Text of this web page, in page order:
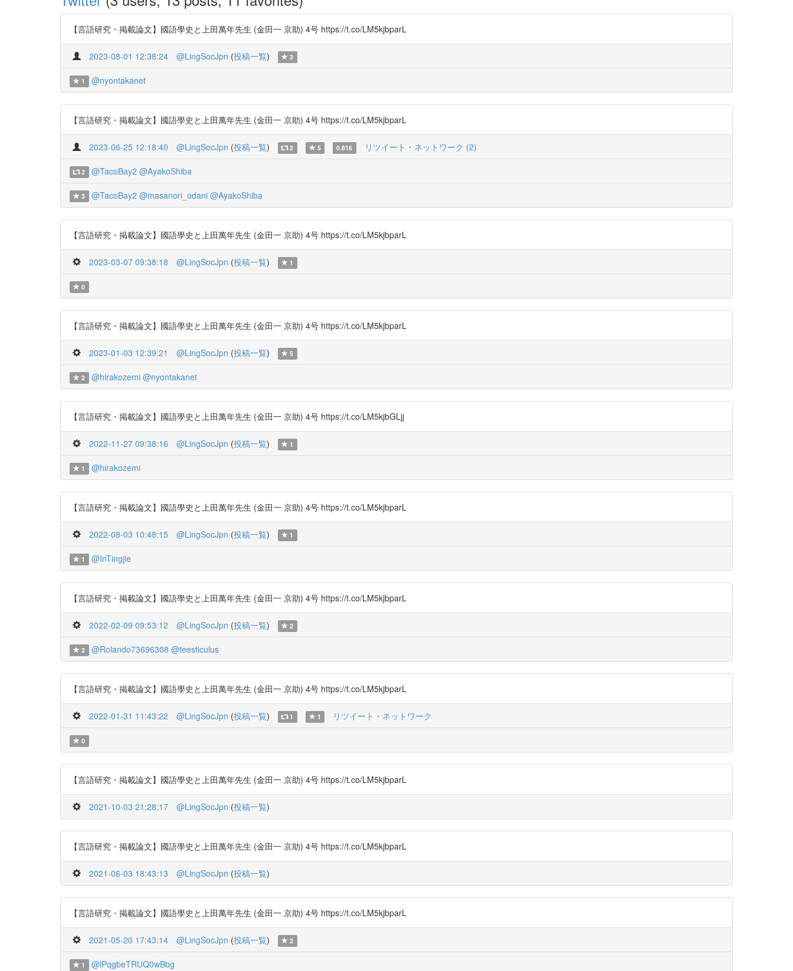
【言語研究・掲載論文】國語學史と上田萬年先生 (金田一 京助) 4号 https://t.co/LM5kjbparL
2023-08-01 12:38:24 @LingSocJpn (投稿一覧) 3
1 @nyontakanet
【言語研究・掲載論文】國語學史と上田萬年先生 (金田一 京助) 4号 https://t.co/LM5kjbparL
2023-06-25 12:18:40 @LingSocJpn (投稿一覧) 2 5 0.816 リツイート・ネットワーク (2)
2 @TacoBay2 @AyakoShiba
3 @TacoBay2 @masanori_odani @AyakoShiba
【言語研究・掲載論文】國語學史と上田萬年先生 (金田一 京助) 4号 https://t.co/LM5kjbparL
2023-03-07 09:38:18 @LingSocJpn (投稿一覧) 1
0
【言語研究・掲載論文】國語學史と上田萬年先生 (金田一 京助) 4号 https://t.co/LM5kjbparL
2023-01-03 12:39:21 @LingSocJpn (投稿一覧) 5
2 @hirakozemi @nyontakanet
【言語研究・掲載論文】國語學史と上田萬年先生 (金田一 京助) 4号 https://t.co/LM5kjbGLjj
2022-11-27 09:38:16 @LingSocJpn (投稿一覧) 1
1 @hirakozemi
【言語研究・掲載論文】國語學史と上田萬年先生 (金田一 京助) 4号 https://t.co/LM5kjbparL
2022-08-03 10:48:15 @LingSocJpn (投稿一覧) 1
1 @InTingjie
【言語研究・掲載論文】國語學史と上田萬年先生 (金田一 京助) 4号 https://t.co/LM5kjbparL
2022-02-09 09:53:12 @LingSocJpn (投稿一覧) 2
2 @Rolando73696308 @teesticulus
【言語研究・掲載論文】國語學史と上田萬年先生 (金田一 京助) 4号 https://t.co/LM5kjbparL
2022-01-31 11:43:22 @LingSocJpn (投稿一覧) 1 1 リツイート・ネットワーク
0
【言語研究・掲載論文】國語學史と上田萬年先生 (金田一 京助) 4号 https://t.co/LM5kjbparL
2021-10-03 21:28:17 @LingSocJpn (投稿一覧)
【言語研究・掲載論文】國語學史と上田萬年先生 (金田一 京助) 4号 https://t.co/LM5kjbparL
2021-06-03 18:43:13 @LingSocJpn (投稿一覧)
【言語研究・掲載論文】國語學史と上田萬年先生 (金田一 京助) 4号 https://t.co/LM5kjbparL
2021-05-20 17:43:14 @LingSocJpn (投稿一覧) 2
1 @lPqgbeTRUQ0wBbg